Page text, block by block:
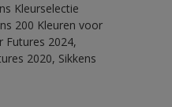
Kleurselectie
200 Kleuren voor
Futures 2024,
2020, Sikkens